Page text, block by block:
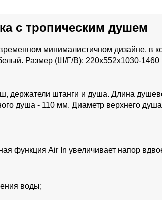
с тропическим душем
минималистичном дизайне, в
Размер (Ш/Г/В): 220x552x1030-1460
держатели штанги и душа. Длина
душа - 110 мм. Диаметр верхнего
функция Air In увеличивает напор
воды;